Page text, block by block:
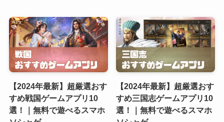
【2024年最新】超厳選おす
すめ戦国ゲームアプリ10
選！｜無料で遊べるスマホ
【2024年最新】超厳選おす
すめ三国志ゲームアプリ10
選！｜無料で遊べるスマホ